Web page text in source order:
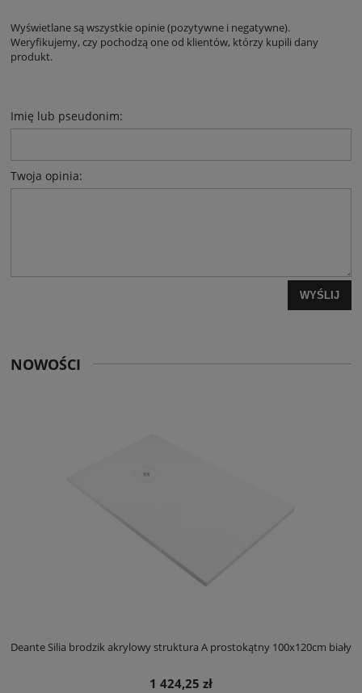
Wyświetlane są wszystkie opinie (pozytywne i negatywne).
Weryfikujemy, czy pochodzą one od klientów, którzy kupili dany
produkt.
Imię lub pseudonim:
Twoja opinia:
WYŚLIJ
NOWOŚCI
Deante Silia brodzik akrylowy struktura A prostokątny 100x120cm biały
1 424,25 zł